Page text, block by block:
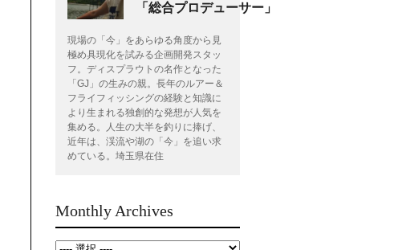
「総合プロデューサー」
現場の「今」をあらゆる角度から見
極め具現化を試みる企画開発スタッ
フ。ディスプラウトの名作となった
「GJ」の生みの親。長年のルアー＆
フライフィッシングの経験と知識に
より生まれる独創的な発想が人気を
集める。人生の大半を釣りに捧げ、
近年は、渓流や湖の「今」を追い求
めている。埼玉県在住
Monthly Archives